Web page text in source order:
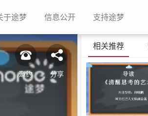
于途梦(current)信息公开(current)支持途梦
邀约 分享
相关推荐